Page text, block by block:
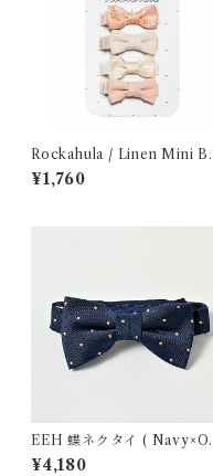
Rockahula / Linen Mini Bo
w Clips
¥1,760
EEH 蝶ネクタイ ( Navy×Ora
nge )
¥4,180